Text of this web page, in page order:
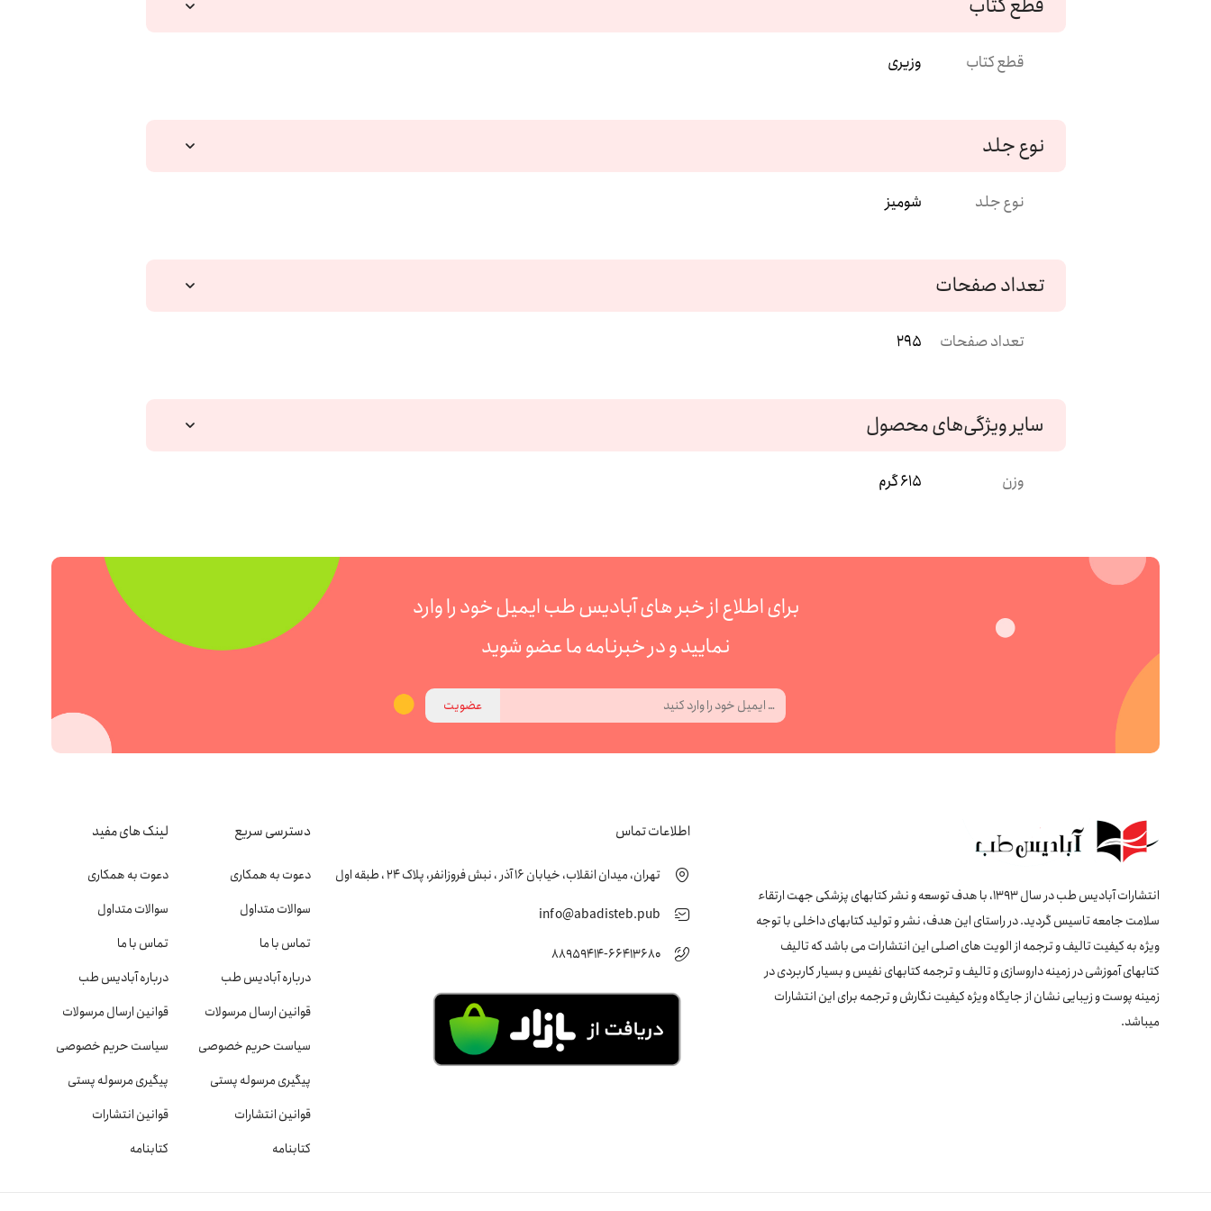
قطع کتاب وزیری
نوع جلد
نوع جلد شومیز
تعداد صفحات
تعداد صفحات 295
سایر ویژگی‌های محصول
وزن 615 گرم
برای اطلاع از خبر های آبادیس طب ایمیل خود را وارد
نمایید و در خبرنامه ما عضو شوید
عضویت
انتشارات آبادیس طب در سال 1393، با هدف توسعه و نشر کتابهای پزشکی جهت ارتقاء
سلامت جامعه تاسیس گردید. در راستای این هدف، نشر و تولید کتابهای داخلی با توجه
ویژه به کیفیت تالیف و ترجمه از الویت های اصلی این انتشارات می باشد که تالیف
کتابهای آموزشی در زمینه داروسازی و تالیف و ترجمه کتابهای نفیس و بسیار کاربردی در
زمینه پوست و زیبایی نشان از جایگاه ویژه کیفیت نگارش و ترجمه برای این انتشارات
میباشد.
اطلاعات تماس
تهران، میدان انقلاب، خیابان 16 آذر ، نبش فروزانفر، پلاک 24 ، طبقه اول
info@abadisteb.pub
88959414-66413680
دسترسی سریع
دعوت به همکاری
سوالات متداول
تماس با ما
درباره آبادیس طب
قوانین ارسال مرسولات
سیاست حریم خصوصی
پیگیری مرسوله پستی
قوانین انتشارات
کتابنامه
لینک های مفید
دعوت به همکاری
سوالات متداول
تماس با ما
درباره آبادیس طب
قوانین ارسال مرسولات
سیاست حریم خصوصی
پیگیری مرسوله پستی
قوانین انتشارات
کتابنامه